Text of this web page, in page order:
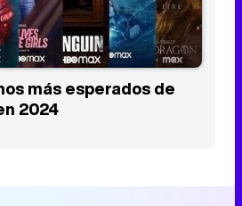
más esperados de
2024